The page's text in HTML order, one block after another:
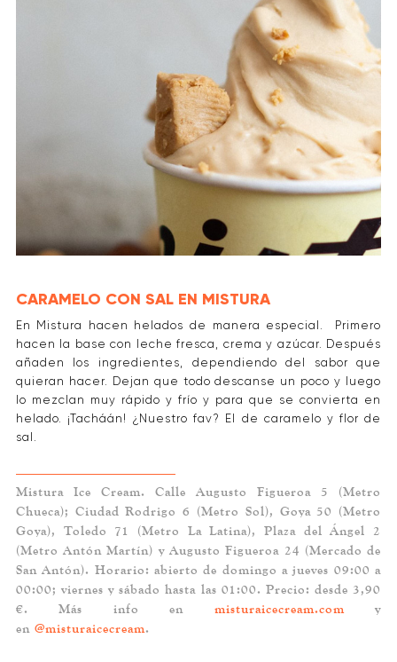
CARAMELO CON SAL EN MISTURA
En Mistura hacen helados de manera especial. Primero
hacen la base con leche fresca, crema y azúcar. Después
añaden los ingredientes, dependiendo del sabor que
quieran hacer. Dejan que todo descanse un poco y luego
lo mezclan muy rápido y frío y para que se convierta en
helado. ¡Tacháán! ¿Nuestro fav? El de caramelo y flor de
sal.
Mistura Ice Cream. Calle Augusto Figueroa 5 (Metro
Chueca); Ciudad Rodrigo 6 (Metro Sol), Goya 50 (Metro
Goya), Toledo 71 (Metro La Latina), Plaza del Ángel 2
(Metro Antón Martín) y Augusto Figueroa 24 (Mercado de
San Antón). Horario: abierto de domingo a jueves 09:00 a
00:00; viernes y sábado hasta las 01:00. Precio: desde 3,90
€. Más info en misturaicecream.comy
en @misturaicecream.